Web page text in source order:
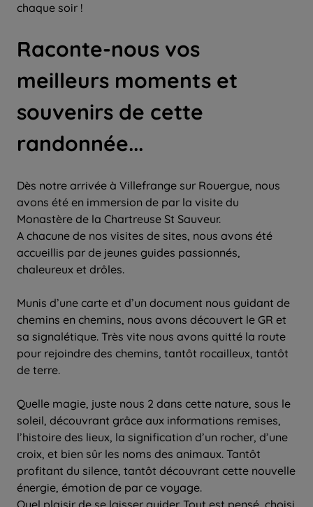
chaque soir !
Raconte-nous vos
meilleurs moments et
souvenirs de cette
randonnée...
Dès notre arrivée à Villefrange sur Rouergue, nous
avons été en immersion de par la visite du
Monastère de la Chartreuse St Sauveur.
A chacune de nos visites de sites, nous avons été
accueillis par de jeunes guides passionnés,
chaleureux et drôles.
Munis d’une carte et d’un document nous guidant de
chemins en chemins, nous avons découvert le GR et
sa signalétique. Très vite nous avons quitté la route
pour rejoindre des chemins, tantôt rocailleux, tantôt
de terre.
Quelle magie, juste nous 2 dans cette nature, sous le
soleil, découvrant grâce aux informations remises,
l’histoire des lieux, la signification d’un rocher, d’une
croix, et bien sûr les noms des animaux. Tantôt
profitant du silence, tantôt découvrant cette nouvelle
énergie, émotion de par ce voyage.